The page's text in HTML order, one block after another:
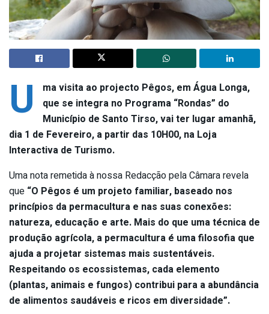
U
ma visita ao projecto Pêgos, em Água Longa,
que se integra no Programa “Rondas” do
Município de Santo Tirso, vai ter lugar amanhã,
dia 1 de Fevereiro, a partir das 10H00, na Loja
Interactiva de Turismo.
Uma nota remetida à nossa Redacção pela Câmara revela
que “O Pêgos é um projeto familiar, baseado nos
princípios da permacultura e nas suas conexões:
natureza, educação e arte. Mais do que uma técnica de
produção agrícola, a permacultura é uma filosofia que
ajuda a projetar sistemas mais sustentáveis.
Respeitando os ecossistemas, cada elemento
(plantas, animais e fungos) contribui para a abundância
de alimentos saudáveis e ricos em diversidade”.